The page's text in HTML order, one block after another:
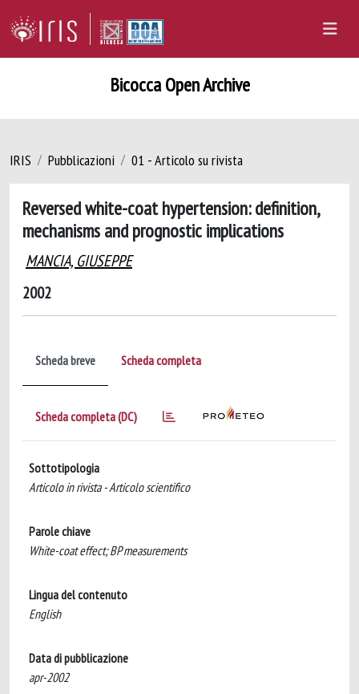
Bicocca Open Archive
IRIS Pubblicazioni 01 - Articolo su rivista
Reversed white-coat hypertension: definition,
mechanisms and prognostic implications
MANCIA, GIUSEPPE
2002
Scheda breve Scheda completa
Scheda completa (DC)
Sottotipologia
Articolo in rivista - Articolo scientifico
Parole chiave
White-coat effect; BP measurements
Lingua del contenuto
English
Data di pubblicazione
apr-2002